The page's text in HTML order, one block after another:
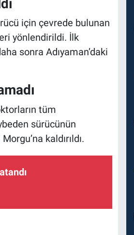
için çevrede bulunan
yönlendirildi. İlk
sonra Adıyaman’daki
tüm
sürücünün
kaldırıldı.